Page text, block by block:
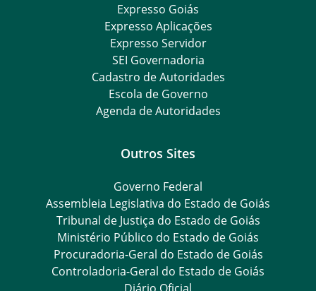
Expresso Goiás
Expresso Aplicações
Expresso Servidor
SEI Governadoria
Cadastro de Autoridades
Escola de Governo
Agenda de Autoridades
Outros Sites
Governo Federal
Assembleia Legislativa do Estado de Goiás
Tribunal de Justiça do Estado de Goiás
Ministério Público do Estado de Goiás
Procuradoria-Geral do Estado de Goiás
Controladoria-Geral do Estado de Goiás